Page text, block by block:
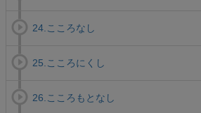
24.こころなし
25.こころにくし
26.こころもとなし